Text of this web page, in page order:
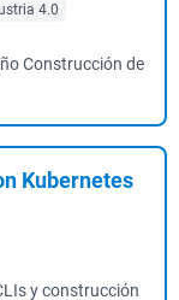
4.0
Construcción de
Kubernetes
y construcción